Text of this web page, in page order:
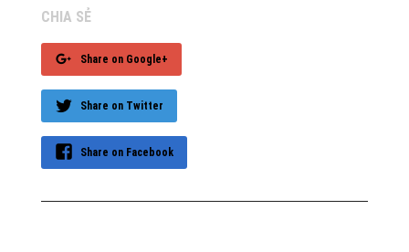
CHIA SẺ
Share on Google+
Share on Twitter
Share on Facebook